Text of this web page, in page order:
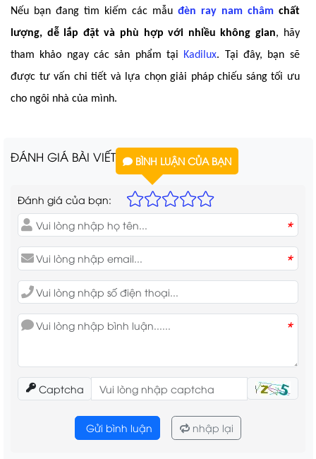
Nếu bạn đang tìm kiếm các mẫu đèn ray nam châmchất
lượng, dễ lắp đặt và phù hợp với nhiều không gian, hãy
tham khảo ngay các sản phẩm tại
Kadilux. Tại đây, bạn sẽ
được tư vấn chi tiết và lựa chọn giải pháp chiếu sáng tối ưu
cho ngôi nhà của mình.
ĐÁNH GIÁ BÀI VIẾT BÌNH LUẬN CỦA BẠN
Đánh giá của bạn:
*
*
*
Captcha
Gửi bình luận nhập lại